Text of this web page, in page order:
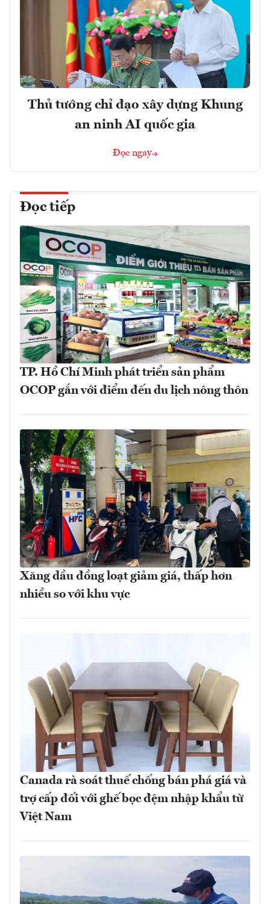
Thủ tướng chỉ đạo xây dựng Khung
an ninh AI quốc gia
Đọc ngay
Đọc tiếp
TP. Hồ Chí Minh phát triển sản phẩm
OCOP gắn với điểm đến du lịch nông thôn
Xăng dầu đồng loạt giảm giá, thấp hơn
nhiều so với khu vực
Canada rà soát thuế chống bán phá giá và
trợ cấp đối với ghế bọc đệm nhập khẩu từ
Việt Nam